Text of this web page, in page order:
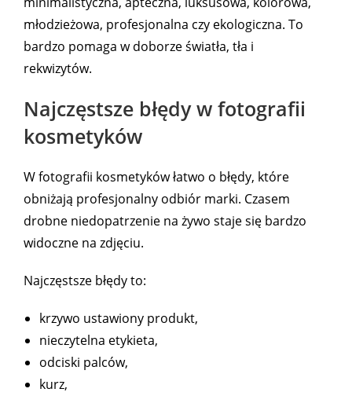
młodzieżowa, profesjonalna czy ekologiczna. To
bardzo pomaga w doborze światła, tła i
rekwizytów.
Najczęstsze błędy w fotografii
kosmetyków
W fotografii kosmetyków łatwo o błędy, które
obniżają profesjonalny odbiór marki. Czasem
drobne niedopatrzenie na żywo staje się bardzo
widoczne na zdjęciu.
Najczęstsze błędy to:
krzywo ustawiony produkt,
nieczytelna etykieta,
odciski palców,
kurz,